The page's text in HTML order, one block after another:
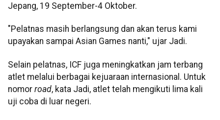
Jepang, 19 September-4 Oktober.
"Pelatnas masih berlangsung dan akan terus kami
upayakan sampai Asian Games nanti," ujar Jadi.
Selain pelatnas, ICF juga meningkatkan jam terbang
atlet melalui berbagai kejuaraan internasional. Untuk
nomor road, kata Jadi, atlet telah mengikuti lima kali
uji coba di luar negeri.